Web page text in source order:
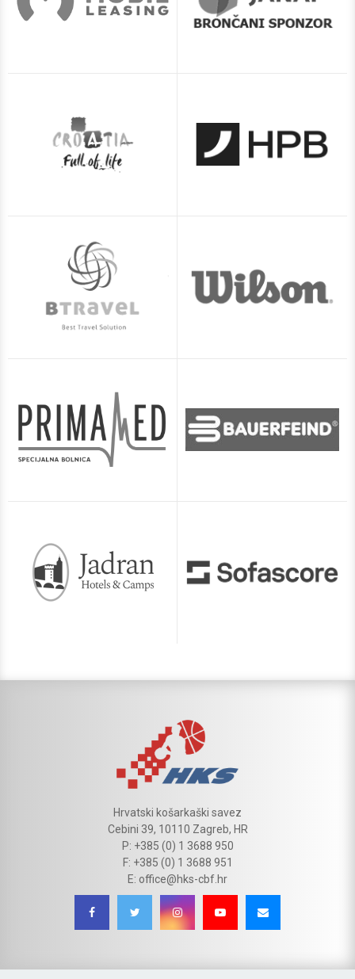
Hrvatski košarkaški savez
Cebini 39, 10110 Zagreb, HR
P: +385 (0) 1 3688 950
F: +385 (0) 1 3688 951
E: office@hks-cbf.hr